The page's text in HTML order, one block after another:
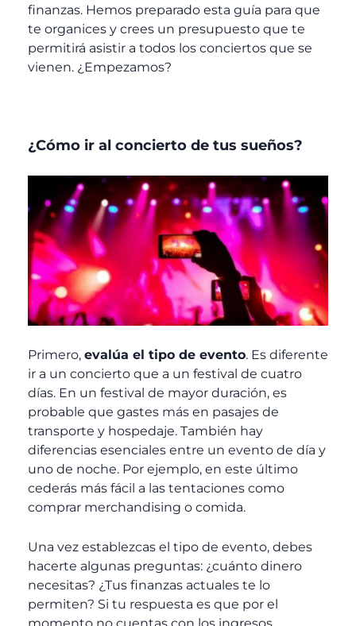
finanzas. Hemos preparado esta guía para que
te organices y crees un presupuesto que te
permitirá asistir a todos los conciertos que se
vienen. ¿Empezamos?
¿Cómo ir al concierto de tus sueños?
Primero, evalúa el tipo de evento. Es diferente
ir a un concierto que a un festival de cuatro
días. En un festival de mayor duración, es
probable que gastes más en pasajes de
transporte y hospedaje. También hay
diferencias esenciales entre un evento de día y
uno de noche. Por ejemplo, en este último
cederás más fácil a las tentaciones como
comprar merchandising o comida.
Una vez establezcas el tipo de evento, debes
hacerte algunas preguntas: ¿cuánto dinero
necesitas? ¿Tus finanzas actuales te lo
permiten? Si tu respuesta es que por el